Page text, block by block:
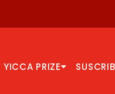
YICCA PRIZE